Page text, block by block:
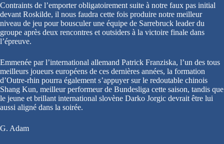
Contraints de l’emporter obligatoirement suite à notre faux pas initial
devant Roskilde, il nous faudra cette fois produire notre meilleur
niveau de jeu pour bousculer une équipe de Sarrebruck leader du
groupe après deux rencontres et outsiders à la victoire finale dans
l’épreuve.
Emmenée par l’international allemand Patrick Franziska, l’un des tous
meilleurs joueurs européens de ces dernières années, la formation
d’Outre-rhin pourra également s’appuyer sur le redoutable chinois
Shang Kun, meilleur performeur de Bundesliga cette saison, tandis que
le jeune et brillant international slovène Darko Jorgic devrait être lui
aussi aligné dans la soirée.
G. Adam